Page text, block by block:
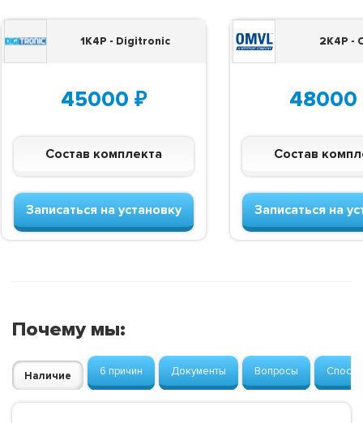
1K4P - Digitronic
45000 ₽
Состав комплекта
Записаться на установку
2K4P -
48000
Состав
Записаться на
Почему мы:
Наличие 6 причин Документы Вопросы